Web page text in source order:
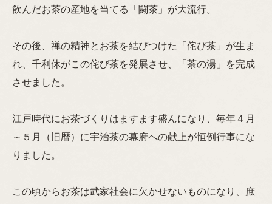
飲んだお茶の産地を当てる「闘茶」が大流行。
その後、禅の精神とお茶を結びつけた「侘び茶」が生ま
れ、千利休がこの侘び茶を発展させ、「茶の湯」を完成
させました。
江戸時代にお茶づくりはますます盛んになり、毎年４月
～５月（旧暦）に宇治茶の幕府への献上が恒例行事にな
りました。
この頃からお茶は武家社会に欠かせないものになり、庶